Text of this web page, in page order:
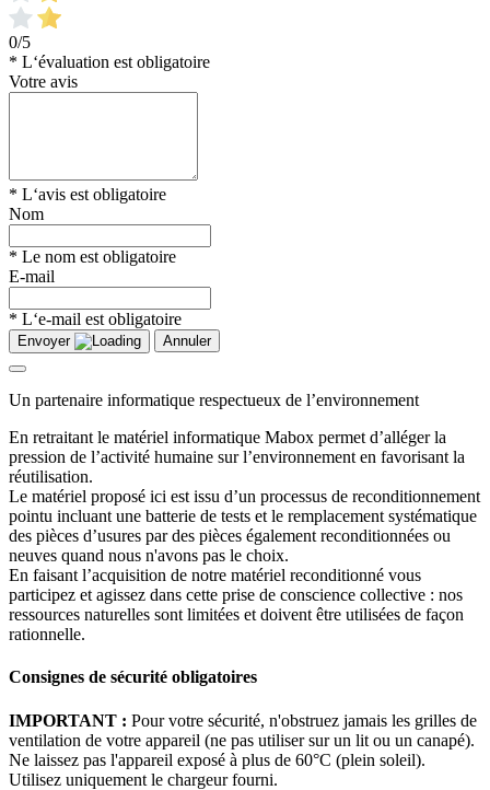
0/5
* L‘évaluation est obligatoire
Votre avis
* L‘avis est obligatoire
Nom
* Le nom est obligatoire
E-mail
* L‘e-mail est obligatoire
Envoyer Annuler
Un partenaire informatique respectueux de l’environnement
En retraitant le matériel informatique Mabox permet d’alléger la
pression de l’activité humaine sur l’environnement en favorisant la
réutilisation.
Le matériel proposé ici est issu d’un processus de reconditionnement
pointu incluant une batterie de tests et le remplacement systématique
des pièces d’usures par des pièces également reconditionnées ou
neuves quand nous n'avons pas le choix.
En faisant l’acquisition de notre matériel reconditionné vous
participez et agissez dans cette prise de conscience collective : nos
ressources naturelles sont limitées et doivent être utilisées de façon
rationnelle.
Consignes de sécurité obligatoires
IMPORTANT : Pour votre sécurité, n'obstruez jamais les grilles de
ventilation de votre appareil (ne pas utiliser sur un lit ou un canapé).
Ne laissez pas l'appareil exposé à plus de 60°C (plein soleil).
Utilisez uniquement le chargeur fourni.